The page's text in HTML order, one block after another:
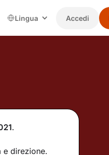
Lingua Accedi
.
e direzione.